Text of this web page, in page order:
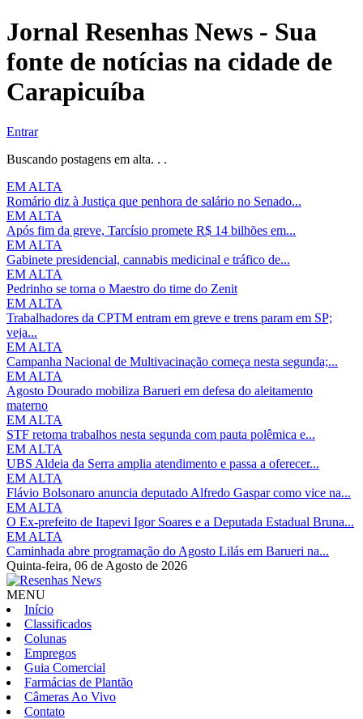
Jornal Resenhas News - Sua
fonte de notícias na cidade de
Carapicuíba
Entrar
Buscando postagens em alta. . .
EM ALTA
Romário diz à Justiça que penhora de salário no Senado...
EM ALTA
Após fim da greve, Tarcísio promete R$ 14 bilhões em...
EM ALTA
Gabinete presidencial, cannabis medicinal e tráfico de...
EM ALTA
Pedrinho se torna o Maestro do time do Zenit
EM ALTA
Trabalhadores da CPTM entram em greve e trens param em SP;
veja...
EM ALTA
Campanha Nacional de Multivacinação começa nesta segunda;...
EM ALTA
Agosto Dourado mobiliza Barueri em defesa do aleitamento
materno
EM ALTA
STF retoma trabalhos nesta segunda com pauta polêmica e...
EM ALTA
UBS Aldeia da Serra amplia atendimento e passa a oferecer...
EM ALTA
Flávio Bolsonaro anuncia deputado Alfredo Gaspar como vice na...
EM ALTA
O Ex-prefeito de Itapevi Igor Soares e a Deputada Estadual Bruna...
EM ALTA
Caminhada abre programação do Agosto Lilás em Barueri na...
Quinta-feira, 06 de Agosto de 2026
MENU
Início
Classificados
Colunas
Empregos
Guia Comercial
Farmácias de Plantão
Câmeras Ao Vivo
Contato